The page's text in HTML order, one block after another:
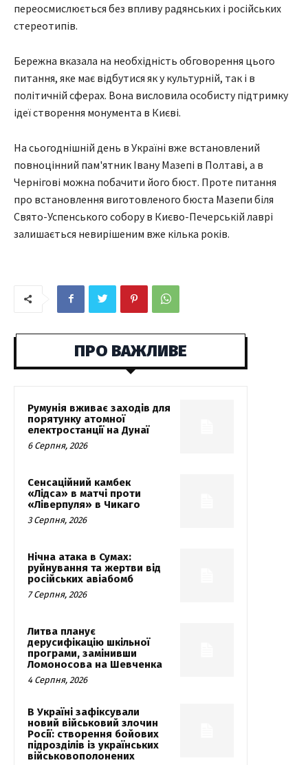
переосмислюється без впливу радянських і російських
стереотипів.
Бережна вказала на необхідність обговорення цього
питання, яке має відбутися як у культурній, так і в
політичній сферах. Вона висловила особисту підтримку
ідеї створення монумента в Києві.
На сьогоднішній день в Україні вже встановлений
повноцінний пам'ятник Івану Мазепі в Полтаві, а в
Чернігові можна побачити його бюст. Проте питання
про встановлення виготовленого бюста Мазепи біля
Свято-Успенського собору в Києво-Печерській лаврі
залишається невирішеним вже кілька років.
ПРО ВАЖЛИВЕ
Румунія вживає заходів для
порятунку атомної
електростанції на Дунаї
6 Серпня, 2026
Сенсаційний камбек
«Лідса» в матчі проти
«Ліверпуля» в Чикаго
3 Серпня, 2026
Нічна атака в Сумах:
руйнування та жертви від
російських авіабомб
7 Серпня, 2026
Литва планує
дерусифікацію шкільної
програми, замінивши
Ломоносова на Шевченка
4 Серпня, 2026
В Україні зафіксували
новий військовий злочин
Росії: створення бойових
підрозділів із українських
військовополонених